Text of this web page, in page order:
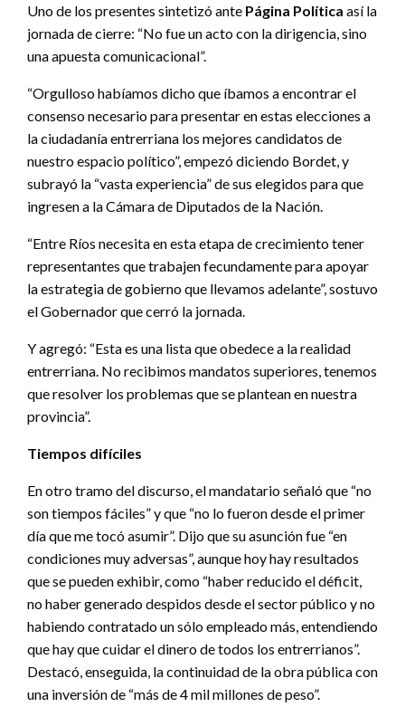
Uno de los presentes sintetizó ante Página Política así la
jornada de cierre: “No fue un acto con la dirigencia, sino
una apuesta comunicacional”.
“Orgulloso habíamos dicho que íbamos a encontrar el
consenso necesario para presentar en estas elecciones a
la ciudadanía entrerriana los mejores candidatos de
nuestro espacio político”, empezó diciendo Bordet, y
subrayó la “vasta experiencia” de sus elegidos para que
ingresen a la Cámara de Diputados de la Nación.
“Entre Ríos necesita en esta etapa de crecimiento tener
representantes que trabajen fecundamente para apoyar
la estrategia de gobierno que llevamos adelante”, sostuvo
el Gobernador que cerró la jornada.
Y agregó: “Esta es una lista que obedece a la realidad
entrerriana. No recibimos mandatos superiores, tenemos
que resolver los problemas que se plantean en nuestra
provincia”.
Tiempos difíciles
En otro tramo del discurso, el mandatario señaló que “no
son tiempos fáciles” y que “no lo fueron desde el primer
día que me tocó asumir”. Dijo que su asunción fue “en
condiciones muy adversas”, aunque hoy hay resultados
que se pueden exhibir, como “haber reducido el déficit,
no haber generado despidos desde el sector público y no
habiendo contratado un sólo empleado más, entendiendo
que hay que cuidar el dinero de todos los entrerrianos”.
Destacó, enseguida, la continuidad de la obra pública con
una inversión de “más de 4 mil millones de peso”.